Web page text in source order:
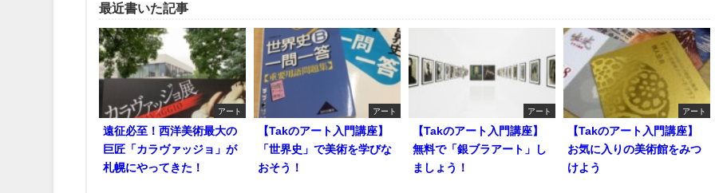
最近書いた記事
アート
遠征必至！西洋美術最大の
巨匠「カラヴァッジョ」が
札幌にやってきた！
アート
【Takのアート入門講座】
「世界史」で美術を学びな
おそう！
アート
【Takのアート入門講座】
無料で「銀ブラアート」し
ましょう！
アート
【Takのアート入門講座】
お気に入りの美術館をみつ
けよう